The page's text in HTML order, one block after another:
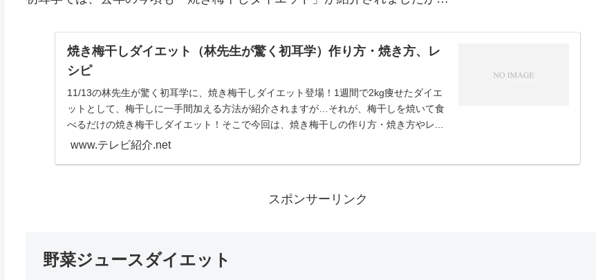
焼き梅干しダイエット（林先生が驚く初耳学）作り方・焼き方、レ
シピ
11/13の林先生が驚く初耳学に、焼き梅干しダイエット登場！1週間で2kg痩せたダイエ
ットとして、梅干しに一手間加える方法が紹介されますが…それが、梅干しを焼いて食
べるだけの焼き梅干しダイエット！そこで今回は、焼き梅干しの作り方・焼き方やレ...
www.テレビ紹介.net
スポンサーリンク
野菜ジュースダイエット